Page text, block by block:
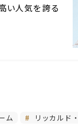
い人気を誇る
ム
リッカルド